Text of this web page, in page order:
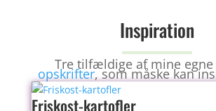
Inspiration
Tre tilfældige af mine
opskrifter, som måske kan
Friskost-kartofler